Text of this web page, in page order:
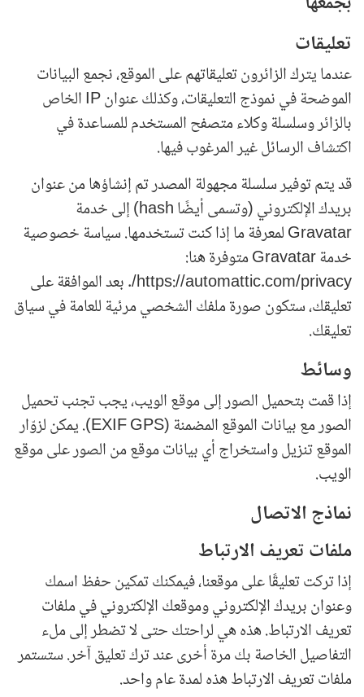
تعليقات
عندما يترك الزائرون تعليقاتهم على الموقع، نجمع البيانات
الموضحة في نموذج التعليقات، وكذلك عنوان IP الخاص
بالزائر وسلسلة وكلاء متصفح المستخدم للمساعدة في
اكتشاف الرسائل غير المرغوب فيها.
قد يتم توفير سلسلة مجهولة المصدر تم إنشاؤها من عنوان
بريدك الإلكتروني (وتسمى أيضًا hash) إلى خدمة
Gravatar لمعرفة ما إذا كنت تستخدمها. سياسة خصوصية
خدمة Gravatar متوفرة هنا:
https://automattic.com/privacy/. بعد الموافقة على
تعليقك، ستكون صورة ملفك الشخصي مرئية للعامة في سياق
تعليقك.
وسائط
إذا قمت بتحميل الصور إلى موقع الويب، يجب تجنب تحميل
الصور مع بيانات الموقع المضمنة (EXIF GPS). يمكن لزوّار
الموقع تنزيل واستخراج أي بيانات موقع من الصور على موقع
الويب.
نماذج الاتصال
ملفات تعريف الارتباط
إذا تركت تعليقًا على موقعنا، فيمكنك تمكين حفظ اسمك
وعنوان بريدك الإلكتروني وموقعك الإلكتروني في ملفات
تعريف الارتباط. هذه هي لراحتك حتى لا تضطر إلى ملء
التفاصيل الخاصة بك مرة أخرى عند ترك تعليق آخر. ستستمر
ملفات تعريف الارتباط هذه لمدة عام واحد.